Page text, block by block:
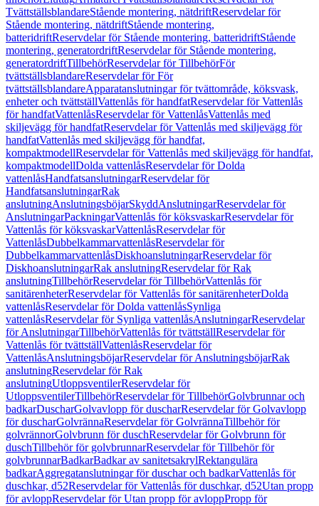
TvättställsblandareStående montering, nätdriftReservdelar för
Stående montering, nätdriftStående montering,
batteridriftReservdelar för Stående montering, batteridriftStående
montering, generatordriftReservdelar för Stående montering,
generatordriftTillbehörReservdelar för TillbehörFör
tvättställsblandareReservdelar för För
tvättställsblandareApparatanslutningar för tvättområde, köksvask,
enheter och tvättställVattenlås för handfatReservdelar för Vattenlås
för handfatVattenlåsReservdelar för VattenlåsVattenlås med
skiljevägg för handfatReservdelar för Vattenlås med skiljevägg för
handfatVattenlås med skiljevägg för handfat,
kompaktmodellReservdelar för Vattenlås med skiljevägg för handfat,
kompaktmodellDolda vattenlåsReservdelar för Dolda
vattenlåsHandfatsanslutningarReservdelar för
HandfatsanslutningarRak
anslutningAnslutningsböjarSkyddAnslutningarReservdelar för
AnslutningarPackningarVattenlås för köksvaskarReservdelar för
Vattenlås för köksvaskarVattenlåsReservdelar för
VattenlåsDubbelkammarvattenlåsReservdelar för
DubbelkammarvattenlåsDiskhoanslutningarReservdelar för
DiskhoanslutningarRak anslutningReservdelar för Rak
anslutningTillbehörReservdelar för TillbehörVattenlås för
sanitärenheterReservdelar för Vattenlås för sanitärenheterDolda
vattenlåsReservdelar för Dolda vattenlåsSynliga
vattenlåsReservdelar för Synliga vattenlåsAnslutningarReservdelar
för AnslutningarTillbehörVattenlås för tvättställReservdelar för
Vattenlås för tvättställVattenlåsReservdelar för
VattenlåsAnslutningsböjarReservdelar för AnslutningsböjarRak
anslutningReservdelar för Rak
anslutningUtloppsventilerReservdelar för
UtloppsventilerTillbehörReservdelar för TillbehörGolvbrunnar och
badkarDuscharGolvavlopp för duscharReservdelar för Golvavlopp
för duscharGolvrännaReservdelar för GolvrännaTillbehör för
golvrännorGolvbrunn för duschReservdelar för Golvbrunn för
duschTillbehör för golvbrunnarReservdelar för Tillbehör för
golvbrunnarBadkarBadkar av sanitetsakrylRektangulära
badkarAggregatanslutningar för duschar och badkarVattenlås för
duschkar, d52Reservdelar för Vattenlås för duschkar, d52Utan propp
för avloppReservdelar för Utan propp för avloppPropp för